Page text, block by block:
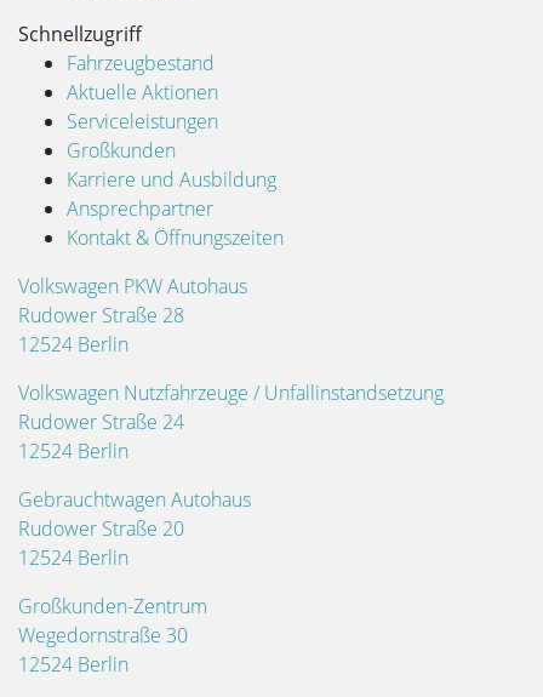
Schnellzugriff
Fahrzeugbestand
Aktuelle Aktionen
Serviceleistungen
Großkunden
Karriere und Ausbildung
Ansprechpartner
Kontakt & Öffnungszeiten
Volkswagen PKW Autohaus
Rudower Straße 28
12524 Berlin
Volkswagen Nutzfahrzeuge / Unfallinstandsetzung
Rudower Straße 24
12524 Berlin
Gebrauchtwagen Autohaus
Rudower Straße 20
12524 Berlin
Großkunden-Zentrum
Wegedornstraße 30
12524 Berlin